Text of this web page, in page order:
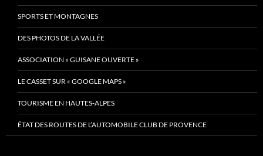
SPORTS ET MONTAGNES
DES PHOTOS DE LA VALLÉE
ASSOCIATION « GUISANE OUVERTE »
LE CASSET SUR « GOOGLE MAPS »
TOURISME EN HAUTES-ALPES
ÉTAT DES ROUTES DE L’AUTOMOBILE CLUB DE PROVENCE